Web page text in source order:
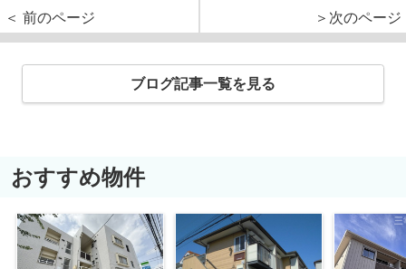
＜ 前のページ
＞次のページ
ブログ記事一覧を見る
おすすめ物件